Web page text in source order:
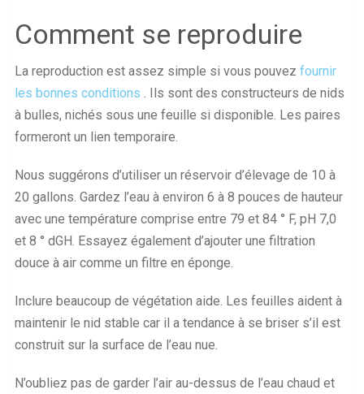
Comment se reproduire
La reproduction est assez simple si vous pouvez fournir
les bonnes conditions . Ils sont des constructeurs de nids
à bulles, nichés sous une feuille si disponible. Les paires
formeront un lien temporaire.
Nous suggérons d’utiliser un réservoir d’élevage de 10 à
20 gallons. Gardez l’eau à environ 6 à 8 pouces de hauteur
avec une température comprise entre 79 et 84 ° F, pH 7,0
et 8 ° dGH. Essayez également d’ajouter une filtration
douce à air comme un filtre en éponge.
Inclure beaucoup de végétation aide. Les feuilles aident à
maintenir le nid stable car il a tendance à se briser s’il est
construit sur la surface de l’eau nue.
N’oubliez pas de garder l’air au-dessus de l’eau chaud et